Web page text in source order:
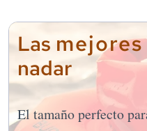
Las mejores
nadar
El tamaño perfecto